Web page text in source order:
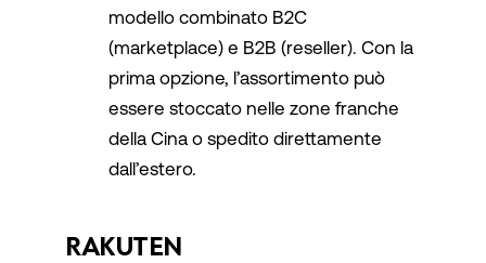
modello combinato B2C
(marketplace) e B2B (reseller). Con la
prima opzione, l’assortimento può
essere stoccato nelle zone franche
della Cina o spedito direttamente
dall’estero.
RAKUTEN